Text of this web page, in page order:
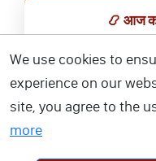
📿 आज
📅 हिंदी
We use cookies to
experience on our
site, you agree to the
more